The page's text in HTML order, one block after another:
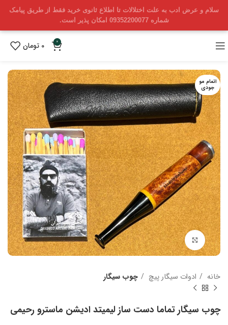
سلام و عرض ادب به علت اختلالات تا اطلاع ثانوی خرید فقط از طریق پیامک
شماره 09352200077 امکان پذیر است.
0
0 تومان
اتمام مو
جودی
بزرگنمایی تصویر
خانه ادوات سیگار پیچ چوب سیگار
چوب سیگار تماما دست ساز لیمیتد ادیشن ماسترو رحیمی